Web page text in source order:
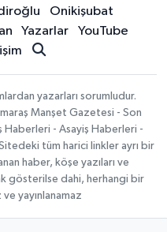
Onikişubat
Yazarlar
YouTube
yazarları sorumludur.
Manşet Gazetesi - Son
Haberleri - Asayiş Haberleri -
tüm harici linkler ayrı bir
haber, köşe yazıları ve
gösterilse dahi, herhangi bir
yayınlanamaz